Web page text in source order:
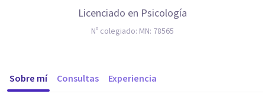
Licenciado en Psicología
Nº colegiado: MN: 78565
Sobre mí Consultas Experiencia